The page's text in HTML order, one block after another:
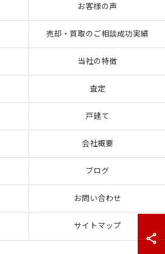
お客様の声
売却・買取のご相談成功実績
当社の特徴
査定
戸建て
会社概要
ブログ
お問い合わせ
サイトマップ